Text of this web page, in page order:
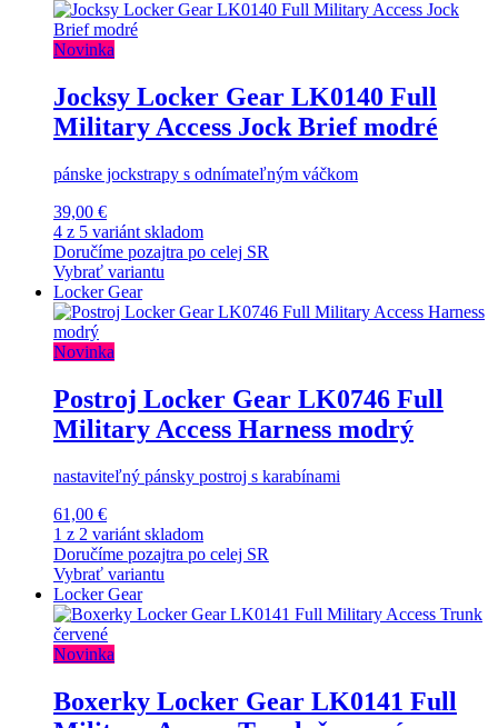
Novinka
Jocksy Locker Gear LK0140 Full
Military Access Jock Brief modré
pánske jockstrapy s odnímateľným váčkom
39,00 €
4 z 5 variánt skladom
Doručíme pozajtra po celej SR
Vybrať variantu
Locker Gear
Novinka
Postroj Locker Gear LK0746 Full
Military Access Harness modrý
nastaviteľný pánsky postroj s karabínami
61,00 €
1 z 2 variánt skladom
Doručíme pozajtra po celej SR
Vybrať variantu
Locker Gear
Novinka
Boxerky Locker Gear LK0141 Full